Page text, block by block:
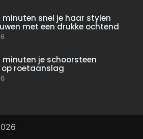
minuten snel je haar stylen
met een drukke ochtend
minuten je schoorsteen
op roetaanslag